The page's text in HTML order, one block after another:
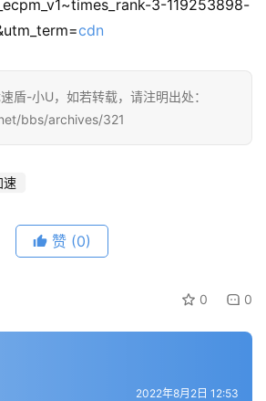
3-119253898-
cdn
盾-小U，如若转载，请注明出处：
bbs/archives/321
速
赞 (0)
0 0
2022年8月2日 12:53